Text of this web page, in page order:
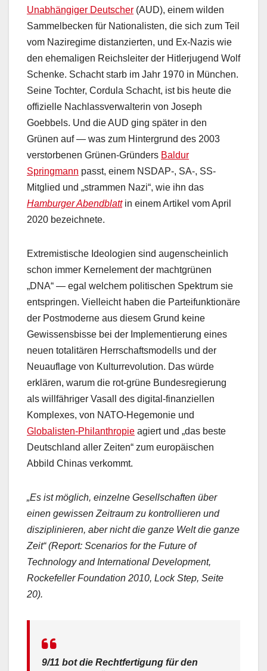
Unabhängiger Deutscher (AUD), einem wilden
Sammelbecken für Nationalisten, die sich zum Teil
vom Naziregime distanzierten, und Ex-Nazis wie
den ehemaligen Reichsleiter der Hitlerjugend Wolf
Schenke. Schacht starb im Jahr 1970 in München.
Seine Tochter, Cordula Schacht, ist bis heute die
offizielle Nachlassverwalterin von Joseph
Goebbels. Und die AUD ging später in den
Grünen auf — was zum Hintergrund des 2003
verstorbenen Grünen-Gründers Baldur
Springmann passt, einem NSDAP-, SA-, SS-
Mitglied und „strammen Nazi“, wie ihn das
Hamburger Abendblattin einem Artikel vom April
2020 bezeichnete.
Extremistische Ideologien sind augenscheinlich
schon immer Kernelement der machtgrünen
„DNA“ — egal welchem politischen Spektrum sie
entspringen. Vielleicht haben die Parteifunktionäre
der Postmoderne aus diesem Grund keine
Gewissensbisse bei der Implementierung eines
neuen totalitären Herrschaftsmodells und der
Neuauflage von Kulturrevolution. Das würde
erklären, warum die rot-grüne Bundesregierung
als willfähriger Vasall des digital-finanziellen
Komplexes, von NATO-Hegemonie und
Globalisten-Philanthropie agiert und „das beste
Deutschland aller Zeiten“ zum europäischen
Abbild Chinas verkommt.
„Es ist möglich, einzelne Gesellschaften über
einen gewissen Zeitraum zu kontrollieren und
disziplinieren, aber nicht die ganze Welt die ganze
Zeit“ (Report: Scenarios for the Future of
Technology and International Development,
Rockefeller Foundation 2010, Lock Step, Seite
20).
9/11 bot die Rechtfertigung für den